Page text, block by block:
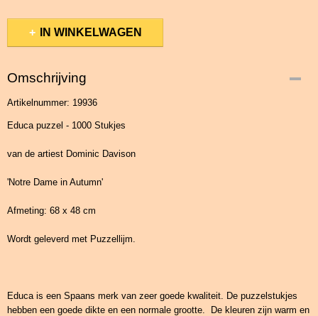
IN WINKELWAGEN
Omschrijving
Artikelnummer: 19936
Educa puzzel - 1000 Stukjes
van de artiest Dominic Davison
'Notre Dame in Autumn'
Afmeting: 68 x 48 cm
Wordt geleverd met Puzzellijm.
Educa is een Spaans merk van zeer goede kwaliteit. De puzzelstukjes
hebben een goede dikte en een normale grootte. De kleuren zijn warm en